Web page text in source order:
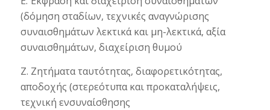
(δόμηση σταδίων, τεχνικές αναγνώρισης
συναισθημάτων λεκτικά και μη-λεκτικά, αξία
συναισθημάτων, διαχείριση θυμού
Ζ. Ζητήματα ταυτότητας, διαφορετικότητας,
αποδοχής (στερεότυπα και προκαταλήψεις,
τεχνική ενσυναίσθησης